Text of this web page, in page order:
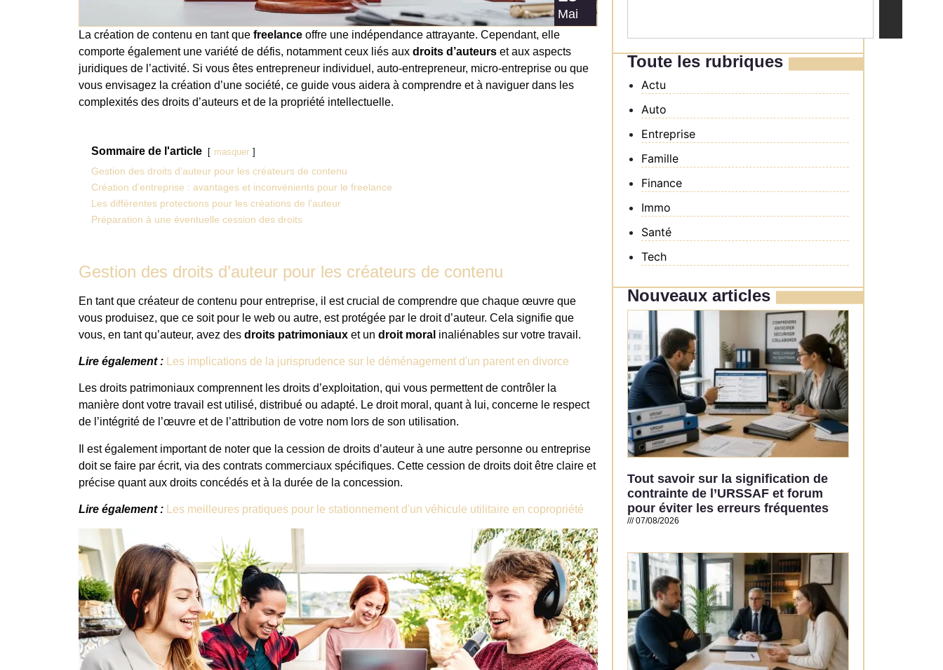
Mai
La création de contenu en tant que freelance offre une indépendance attrayante. Cependant, elle
comporte également une variété de défis, notamment ceux liés aux droits d’auteurs et aux aspects
juridiques de l’activité. Si vous êtes entrepreneur individuel, auto-entrepreneur, micro-entreprise ou que
vous envisagez la création d’une société, ce guide vous aidera à comprendre et à naviguer dans les
complexités des droits d’auteurs et de la propriété intellectuelle.
Sommaire de l'article masquer
Gestion des droits d’auteur pour les créateurs de contenu
Création d’entreprise : avantages et inconvénients pour le freelance
Les différentes protections pour les créations de l’auteur
Préparation à une éventuelle cession des droits
Gestion des droits d’auteur pour les créateurs de contenu
En tant que créateur de contenu pour entreprise, il est crucial de comprendre que chaque œuvre que
vous produisez, que ce soit pour le web ou autre, est protégée par le droit d’auteur. Cela signifie que
vous, en tant qu’auteur, avez des droits patrimoniaux et un droit moral inaliénables sur votre travail.
Lire également : Les implications de la jurisprudence sur le déménagement d'un parent en divorce
Les droits patrimoniaux comprennent les droits d’exploitation, qui vous permettent de contrôler la
manière dont votre travail est utilisé, distribué ou adapté. Le droit moral, quant à lui, concerne le respect
de l’intégrité de l’œuvre et de l’attribution de votre nom lors de son utilisation.
Il est également important de noter que la cession de droits d’auteur à une autre personne ou entreprise
doit se faire par écrit, via des contrats commerciaux spécifiques. Cette cession de droits doit être claire et
précise quant aux droits concédés et à la durée de la concession.
Lire également : Les meilleures pratiques pour le stationnement d'un véhicule utilitaire en copropriété
Toute les rubriques
Actu
Auto
Entreprise
Famille
Finance
Immo
Santé
Tech
Nouveaux articles
Tout savoir sur la signification de
contrainte de l’URSSAF et forum
pour éviter les erreurs fréquentes
07/08/2026